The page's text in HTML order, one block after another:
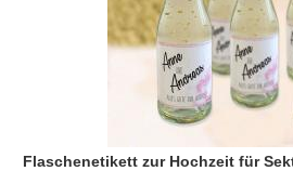
Flaschenetikett zur Hochzeit für